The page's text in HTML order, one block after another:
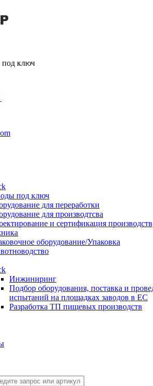
под ключ
под ключ
для переработки
для производтсва
и сертификация производств
оборудование/Упаковка
Инжиниринг
Подбор оборудования, поставка и
испытаний на площадках заводов в ЕС
Разработка ТП пищевых производств